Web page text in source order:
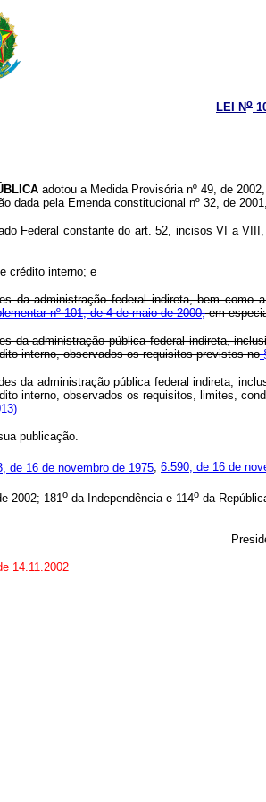
LEI No
adotou a Medida Provisória nº 49, de
dada pela Emenda constitucional nº 32, de
Federal constante do art. 52, incisos VI a
crédito interno; e
da administração federal indireta, bem
nº 101, de 4 de maio de 2000,em
da administração pública federal indireta,
interno, observados os requisitos previstos no
da administração pública federal indireta,
interno, observados os requisitos, limites,
publicação.
de 16 de novembro de 1975, 6.590, de 16 de
2002; 181o da Independência e 114o da
14.11.2002